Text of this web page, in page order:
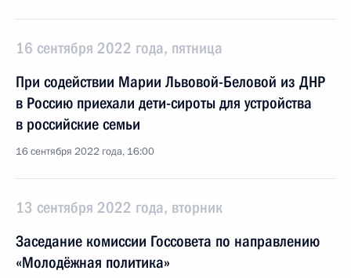
16 сентября 2022 года, пятница
При содействии Марии Львовой-Беловой из ДНР
в Россию приехали дети-сироты для устройства
в российские семьи
16 сентября 2022 года, 16:00
13 сентября 2022 года, вторник
Заседание комиссии Госсовета по направлению
«Молодёжная политика»